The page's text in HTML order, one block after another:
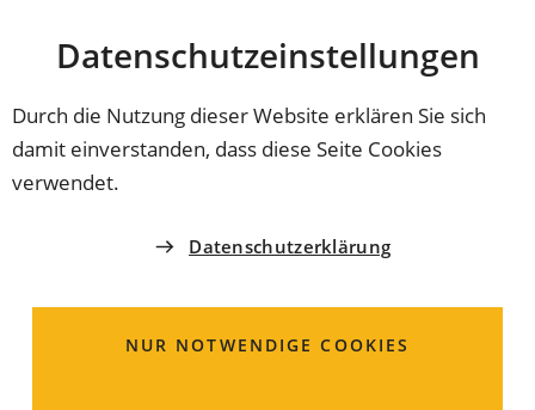
Datenschutz­einstellungen
Durch die Nutzung dieser Website erklären Sie sich
damit einverstanden, dass diese Seite Cookies
verwendet.
Datenschutzerklärung
NUR NOTWENDIGE COOKIES
INHALT ANSPRINGEN
Coburg
Feuerwehrdienst
In Coburg kümmert sich die Freiwillige Feuerwehr mit